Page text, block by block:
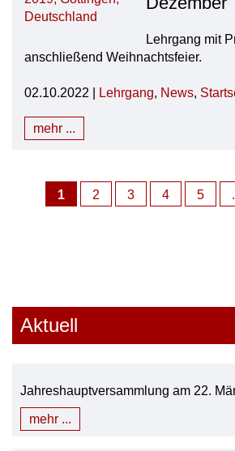
Lehrgang mit
anschließend Weihnachtsfeier.
02.10.2022 | Lehrgang, News,
mehr ...
1 2 3 4 5
Aktuell
Jahreshauptversammlung am 22.
mehr ...